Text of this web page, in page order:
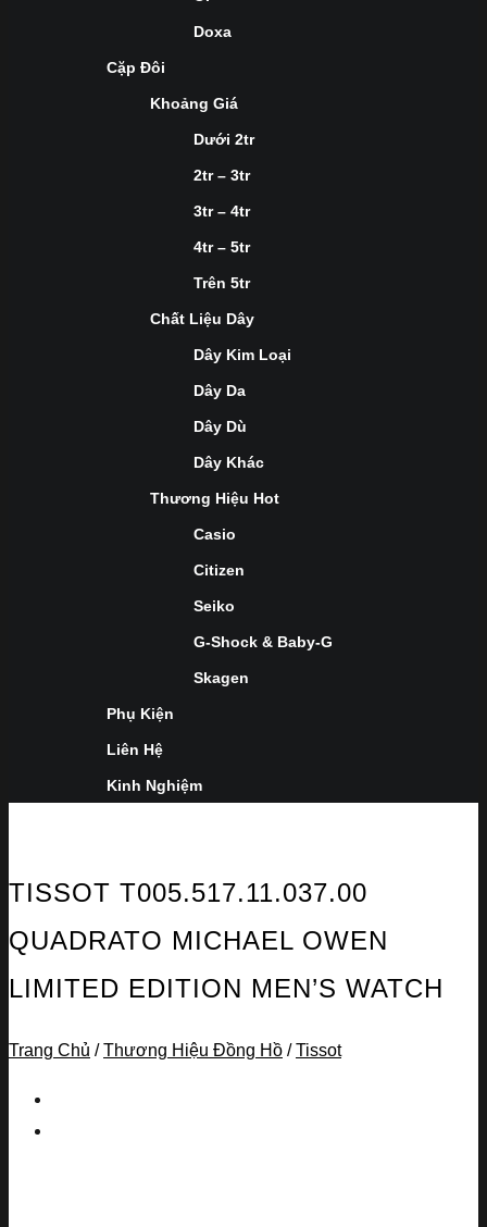
Doxa
Cặp Đôi
Khoảng Giá
Dưới 2tr
2tr – 3tr
3tr – 4tr
4tr – 5tr
Trên 5tr
Chất Liệu Dây
Dây Kim Loại
Dây Da
Dây Dù
Dây Khác
Thương Hiệu Hot
Casio
Citizen
Seiko
G-Shock & Baby-G
Skagen
Phụ Kiện
Liên Hệ
Kinh Nghiệm
TISSOT T005.517.11.037.00
QUADRATO MICHAEL OWEN
LIMITED EDITION MEN’S WATCH
Trang Chủ / Thương Hiệu Đồng Hồ / Tissot